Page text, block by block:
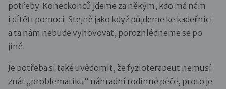
potřeby. Koneckonců jdeme za někým, kdo má nám
i dítěti pomoci. Stejně jako když půjdeme ke kadeřnici
a ta nám nebude vyhovovat, porozhlédneme se po
jiné.
Je potřeba si také uvědomit, že fyzioterapeut nemusí
znát „problematiku“ náhradní rodinné péče, proto je